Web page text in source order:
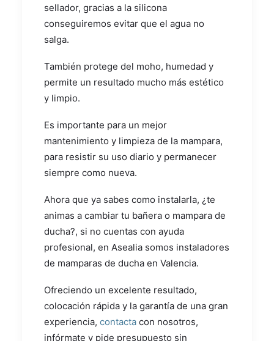
sellador, gracias a la silicona
conseguiremos evitar que el agua no
salga.
También protege del moho, humedad y
permite un resultado mucho más estético
y limpio.
Es importante para un mejor
mantenimiento y limpieza de la mampara,
para resistir su uso diario y permanecer
siempre como nueva.
Ahora que ya sabes como instalarla, ¿te
animas a cambiar tu bañera o mampara de
ducha?, si no cuentas con ayuda
profesional, en Asealia somos instaladores
de mamparas de ducha en Valencia.
Ofreciendo un excelente resultado,
colocación rápida y la garantía de una gran
experiencia, contacta con nosotros,
infórmate y pide presupuesto sin